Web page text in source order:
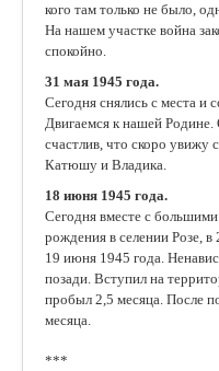
кого там только не было,
На нашем участке война
спокойно.
31 мая 1945 года.
Сегодня снялись с места
Двигаемся к нашей Родине.
счастлив, что скоро
Катюшу и Владика.
18 июня 1945 года.
Сегодня вместе с
рождения в селении Розе,
19 июня 1945 года.
позади. Вступил на
пробыл 2,5 месяца. После
месяца.
***